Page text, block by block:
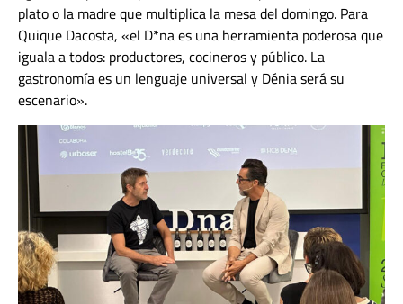
plato o la madre que multiplica la mesa del domingo. Para
Quique Dacosta, «el D*na es una herramienta poderosa que
iguala a todos: productores, cocineros y público. La
gastronomía es un lenguaje universal y Dénia será su
escenario».